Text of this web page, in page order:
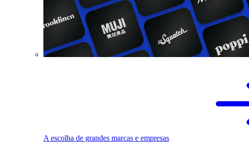
A escolha de grandes marcas e empresas